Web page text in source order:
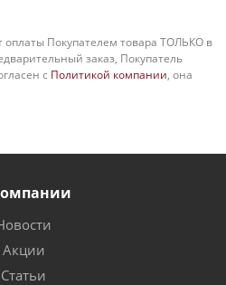
оплаты Покупателем товара ТОЛЬКО в
заказ, Покупатель
с Политикой компании, она
Акции
Статьи